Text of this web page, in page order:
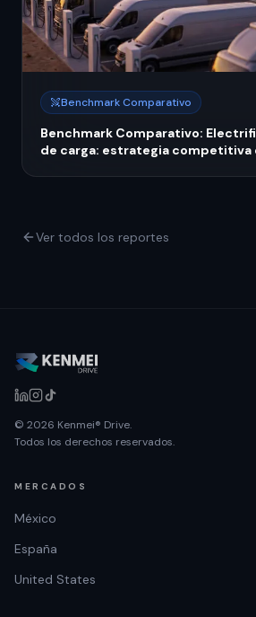
Benchmark Comparativo
Benchmark Comparativo:
de carga: estrategia competitiva
Ver todos los reportes
© 2026 Kenmei® Drive.
Todos los derechos reservados.
MERCADOS
México
España
United States